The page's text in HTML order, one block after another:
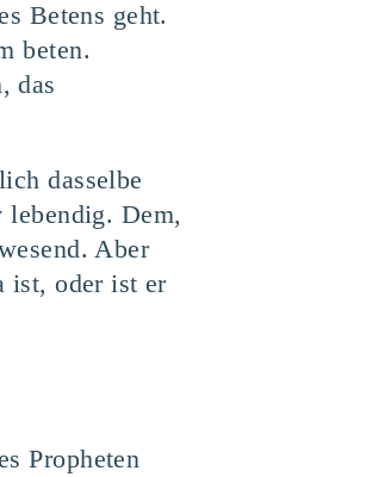
Betens geht.
beten.
das
dasselbe
Dem,
Aber
ist, oder ist er
Propheten